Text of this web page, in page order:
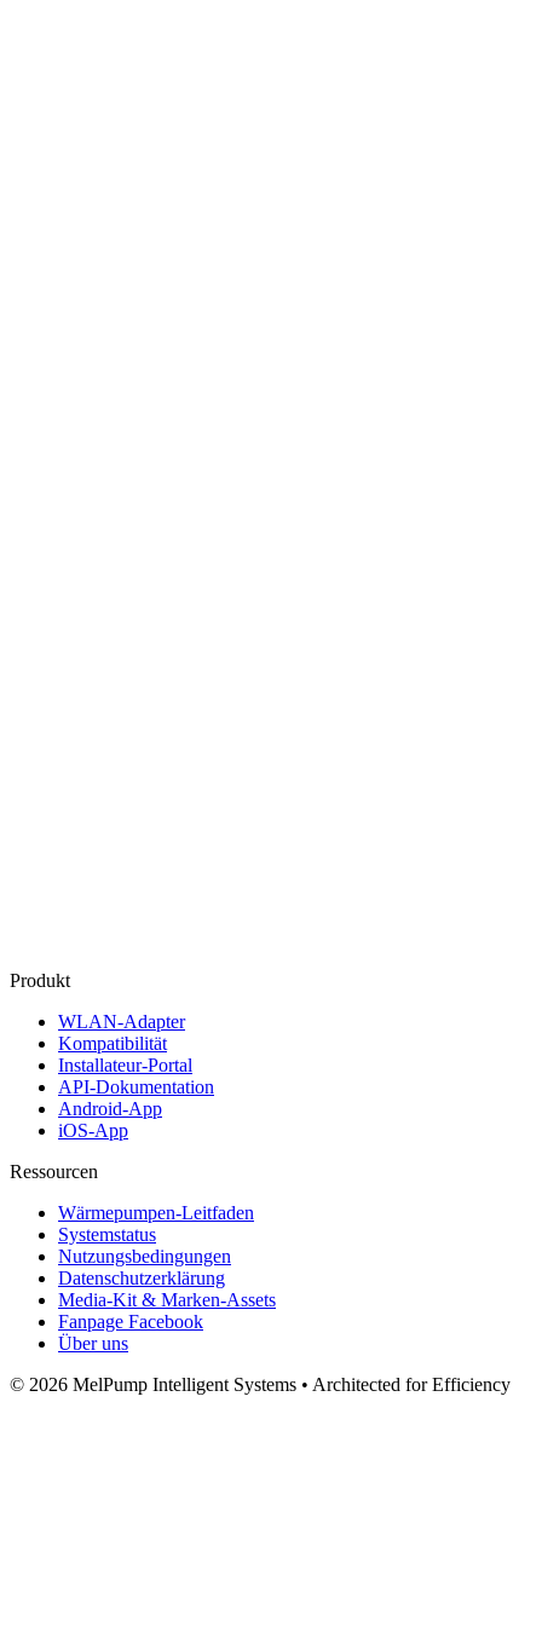
Produkt
WLAN‑Adapter
Kompatibilität
Installateur‑Portal
API‑Dokumentation
Android‑App
iOS‑App
Ressourcen
Wärmepumpen-Leitfaden
Systemstatus
Nutzungsbedingungen
Datenschutzerklärung
Media‑Kit & Marken‑Assets
Fanpage Facebook
Über uns
© 2026 MelPump Intelligent Systems • Architected for Efficiency